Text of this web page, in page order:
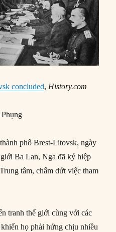
concluded, History.com
phố Brest-Litovsk, ngày
Ba Lan, Nga đã ký hiệp
tâm, chấm dứt việc tham
tranh thế giới cùng với các
họ phải hứng chịu nhiều